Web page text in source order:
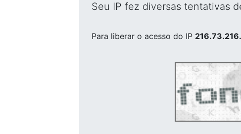
Seu IP fez diversas tentativas
Para liberar o acesso do IP